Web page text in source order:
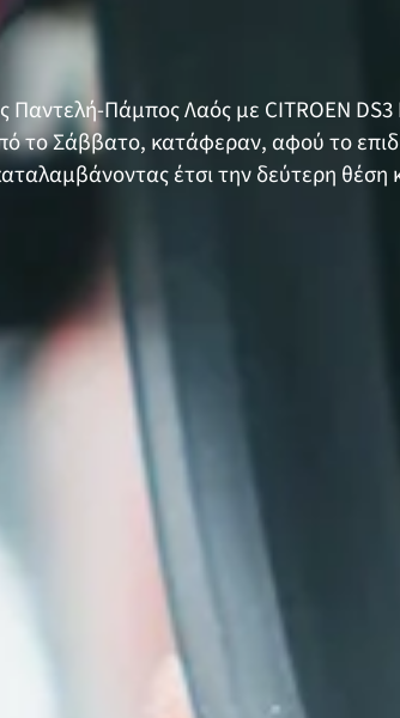
Παντελή-Πάμπος Λαός με CITROEN
το Σάββατο, κατάφεραν, αφού το
έτσι την δεύτερη